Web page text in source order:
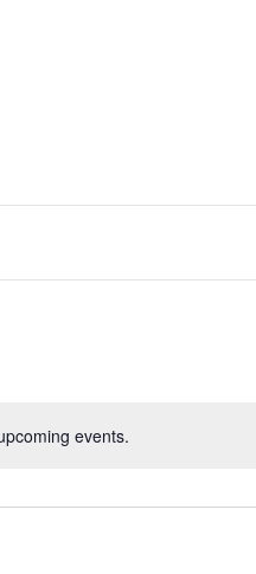
events.